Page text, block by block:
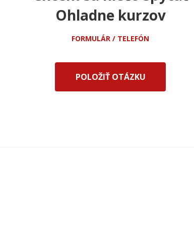
Ohladne kurzov
FORMULÁR / TELEFÓN
POLOŽIŤ OTÁZKU